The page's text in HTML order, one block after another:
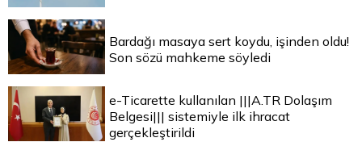
Bardağı masaya sert koydu, işinden oldu!
Son sözü mahkeme söyledi
e-Ticarette kullanılan |||A.TR Dolaşım
Belgesi||| sistemiyle ilk ihracat
gerçekleştirildi